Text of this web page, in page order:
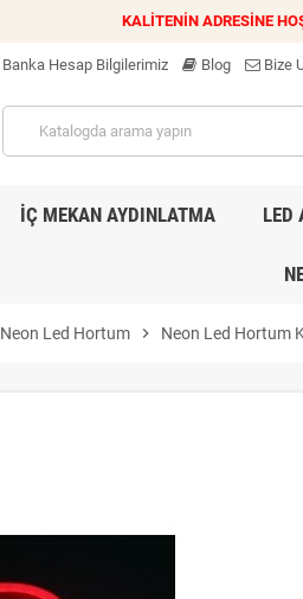
KALİTENİN ADRESİNE
Banka Hesap Bilgilerimiz Blog Bize
İÇ MEKAN AYDINLATMA LED
Neon Led Hortum chevron_right Neon Led Hortum